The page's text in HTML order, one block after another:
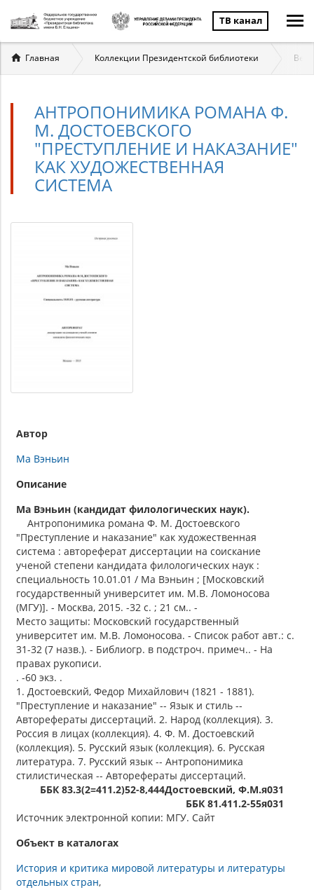
ТВ канал
Вы
здесь
Главная Коллекции Президентской библиотеки
АНТРОПОНИМИКА РОМАНА Ф.
М. ДОСТОЕВСКОГО
"ПРЕСТУПЛЕНИЕ И НАКАЗАНИЕ"
КАК ХУДОЖЕСТВЕННАЯ
СИСТЕМА
Автор
Ма Вэньин
Описание
Ма Вэньин (кандидат филологических наук).
Антропонимика романа Ф. М. Достоевского
"Преступление и наказание" как художественная
система : автореферат диссертации на соискание
ученой степени кандидата филологических наук :
специальность 10.01.01 / Ма Вэньин ; [Московский
государственный университет им. М.В. Ломоносова
(МГУ)]. - Москва, 2015. -32 с. ; 21 см.. -
Место защиты: Московский государственный
университет им. М.В. Ломоносова. - Список работ авт.: с.
31-32 (7 назв.). - Библиогр. в подстроч. примеч.. - На
правах рукописи.
. -60 экз. .
1. Достоевский, Федор Михайлович (1821 - 1881).
"Преступление и наказание" -- Язык и стиль --
Авторефераты диссертаций. 2. Народ (коллекция). 3.
Россия в лицах (коллекция). 4. Ф. М. Достоевский
(коллекция). 5. Русский язык (коллекция). 6. Русская
литература. 7. Русский язык -- Антропонимика
стилистическая -- Авторефераты диссертаций.
ББК 83.3(2=411.2)52-8,444Достоевский, Ф.М.я031
ББК 81.411.2-55я031
Источник электронной копии: МГУ. Сайт
Объект в каталогах
История и критика мировой литературы и литературы
отдельных стран